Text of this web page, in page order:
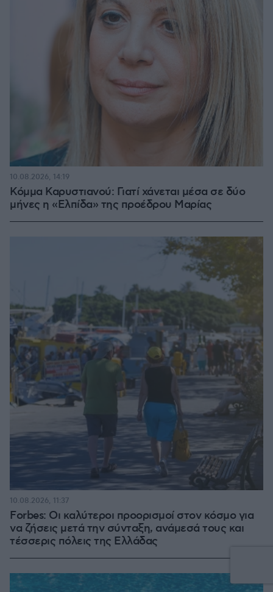
Κόμμα Καρυστιανού: Γιατί χάνεται μέσα σε δύο
μήνες η «Ελπίδα» της προέδρου Μαρίας
10.08.2026, 14:19
Forbes: Οι καλύτεροι προορισμοί στον κόσμο για
να ζήσεις μετά την σύνταξη, ανάμεσά τους και
τέσσερις πόλεις της Ελλάδας
10.08.2026, 11:37